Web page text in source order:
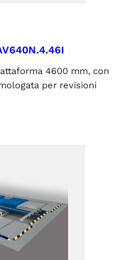
4600 mm, con
per revisioni